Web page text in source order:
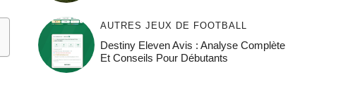
AUTRES JEUX DE FOOTBALL
Destiny Eleven Avis : Analyse Complète
Et Conseils Pour Débutants